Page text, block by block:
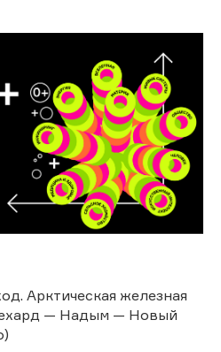
Арктическая железная
— Надым — Новый